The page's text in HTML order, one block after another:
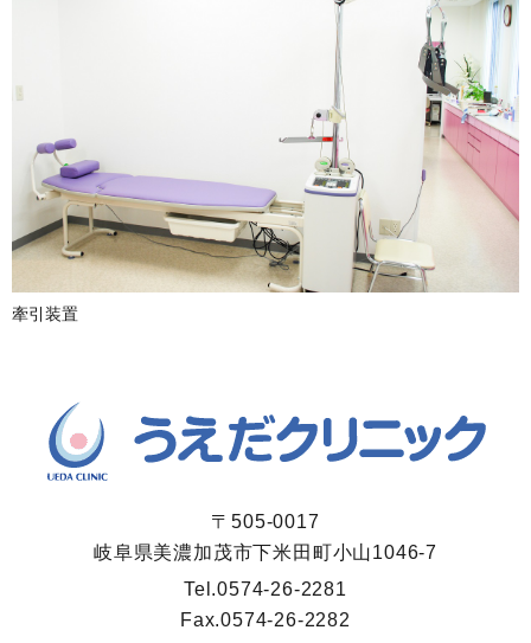
牽引装置
〒505-0017
岐阜県美濃加茂市下米田町小山1046-7
Tel.0574-26-2281
Fax.0574-26-2282